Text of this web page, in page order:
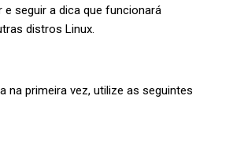
e seguir a dica que funcionará
distros Linux.
na primeira vez, utilize as seguintes